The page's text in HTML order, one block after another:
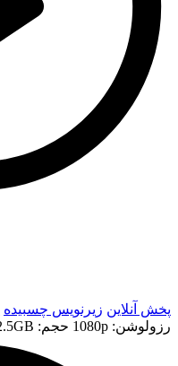
پخش آنلاین زیرنویس چسبیده
رزولوشن: 1080p
حجم: 2.5GB